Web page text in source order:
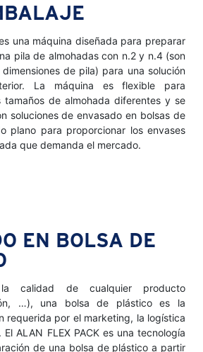
una máquina diseñada para preparar
pila de almohadas con n.2 y n.4 (son
de pila) para una solución
La máquina es flexible para
tamaños de almohada diferentes y se
soluciones de envasado en bolsas de
plano para proporcionar los envases
que demanda el mercado.
EN BOLSA DE
calidad de cualquier producto
…), una bolsa de plástico es la
requerida por el marketing, la logística
ALAN FLEX PACK es una tecnología
de una bolsa de plástico a partir